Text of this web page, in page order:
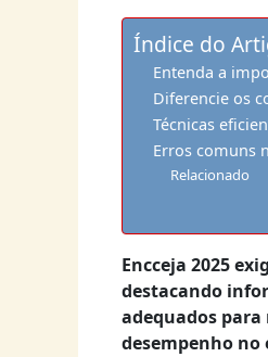
Índice do
Entenda a
Diferencie os
Técnicas
Erros comuns
Relacionado
Encceja 2025
destacando
adequados
desempenho no